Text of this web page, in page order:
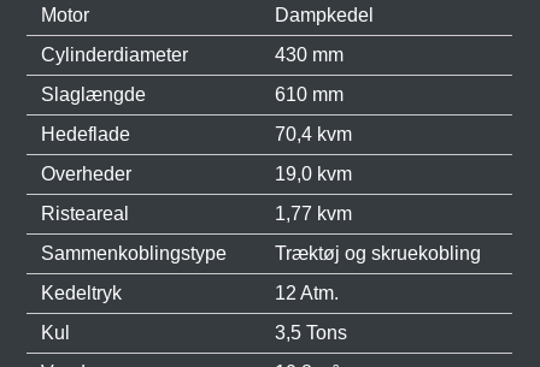
Motor
Dampkedel
Cylinderdiameter
430 mm
Slaglængde
610 mm
Hedeflade
70,4 kvm
Overheder
19,0 kvm
Risteareal
1,77 kvm
Sammenkoblingstype
Træktøj og skruekobling
Kedeltryk
12 Atm.
Kul
3,5 Tons